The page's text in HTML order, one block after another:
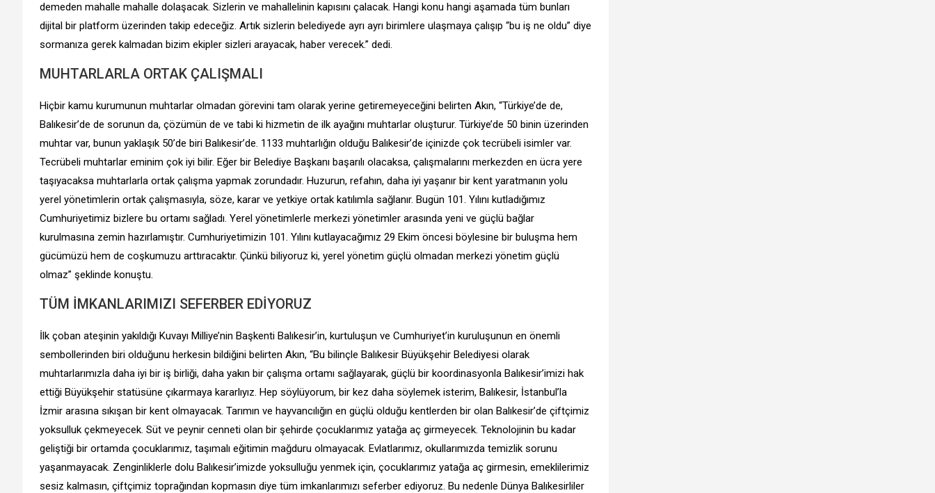
demeden mahalle mahalle dolaşacak. Sizlerin ve mahallelinin kapısını çalacak. Hangi konu hangi aşamada tüm bunları
dijital bir platform üzerinden takip edeceğiz. Artık sizlerin belediyede ayrı ayrı birimlere ulaşmaya çalışıp “bu iş ne oldu” diye
sormanıza gerek kalmadan bizim ekipler sizleri arayacak, haber verecek.” dedi.
MUHTARLARLA ORTAK ÇALIŞMALI
Hiçbir kamu kurumunun muhtarlar olmadan görevini tam olarak yerine getiremeyeceğini belirten Akın, “Türkiye’de de,
Balıkesir’de de sorunun da, çözümün de ve tabi ki hizmetin de ilk ayağını muhtarlar oluşturur. Türkiye’de 50 binin üzerinden
muhtar var, bunun yaklaşık 50’de biri Balıkesir’de. 1133 muhtarlığın olduğu Balıkesir’de içinizde çok tecrübeli isimler var.
Tecrübeli muhtarlar eminim çok iyi bilir. Eğer bir Belediye Başkanı başarılı olacaksa, çalışmalarını merkezden en ücra yere
taşıyacaksa muhtarlarla ortak çalışma yapmak zorundadır. Huzurun, refahın, daha iyi yaşanır bir kent yaratmanın yolu
yerel yönetimlerin ortak çalışmasıyla, söze, karar ve yetkiye ortak katılımla sağlanır. Bugün 101. Yılını kutladığımız
Cumhuriyetimiz bizlere bu ortamı sağladı. Yerel yönetimlerle merkezi yönetimler arasında yeni ve güçlü bağlar
kurulmasına zemin hazırlamıştır. Cumhuriyetimizin 101. Yılını kutlayacağımız 29 Ekim öncesi böylesine bir buluşma hem
gücümüzü hem de coşkumuzu arttıracaktır. Çünkü biliyoruz ki, yerel yönetim güçlü olmadan merkezi yönetim güçlü
olmaz” şeklinde konuştu.
TÜM İMKANLARIMIZI SEFERBER EDİYORUZ
İlk çoban ateşinin yakıldığı Kuvayı Milliye’nin Başkenti Balıkesir’in, kurtuluşun ve Cumhuriyet’in kuruluşunun en önemli
sembollerinden biri olduğunu herkesin bildiğini belirten Akın, “Bu bilinçle Balıkesir Büyükşehir Belediyesi olarak
muhtarlarımızla daha iyi bir iş birliği, daha yakın bir çalışma ortamı sağlayarak, güçlü bir koordinasyonla Balıkesir’imizi hak
ettiği Büyükşehir statüsüne çıkarmaya kararlıyız. Hep söylüyorum, bir kez daha söylemek isterim, Balıkesir, İstanbul’la
İzmir arasına sıkışan bir kent olmayacak. Tarımın ve hayvancılığın en güçlü olduğu kentlerden bir olan Balıkesir’de çiftçimiz
yoksulluk çekmeyecek. Süt ve peynir cenneti olan bir şehirde çocuklarımız yatağa aç girmeyecek. Teknolojinin bu kadar
geliştiği bir ortamda çocuklarımız, taşımalı eğitimin mağduru olmayacak. Evlatlarımız, okullarımızda temizlik sorunu
yaşanmayacak. Zenginliklerle dolu Balıkesir’imizde yoksulluğu yenmek için, çocuklarımız yatağa aç girmesin, emeklilerimiz
sesiz kalmasın, çiftçimiz toprağından kopmasın diye tüm imkanlarımızı seferber ediyoruz. Bu nedenle Dünya Balıkesirliler